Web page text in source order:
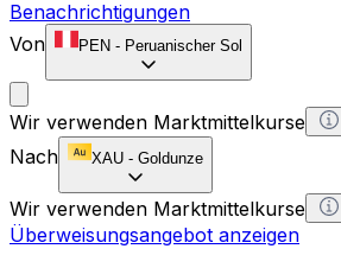
Benachrichtigungen
Von
PEN - Peruanischer Sol
Wir verwenden Marktmittelkurse
Nach
XAU - Goldunze
Wir verwenden Marktmittelkurse
Überweisungsangebot anzeigen